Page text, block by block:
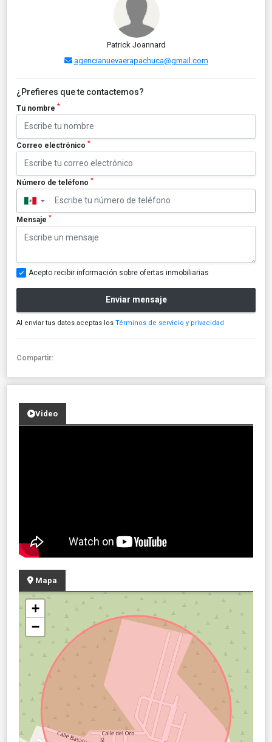
Patrick Joannard
agencianuevaerapachuca@gmail.com
¿Prefieres que te contactemos?
Tu nombre *
Correo electrónico *
Número de teléfono *
▼
Mensaje *
Acepto recibir información sobre ofertas inmobiliarias
Enviar mensaje
Al enviar tus datos aceptas los Términos de servicio y privacidad
Compartir:
Video
Mapa
+
−